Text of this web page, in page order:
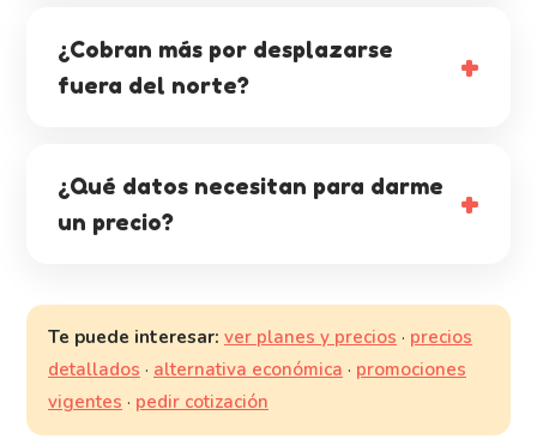
¿Cobran más por desplazarse
fuera del norte?
¿Qué datos necesitan para darme
un precio?
Te puede interesar: ver planes y precios · precios
detallados · alternativa económica · promociones
vigentes · pedir cotización